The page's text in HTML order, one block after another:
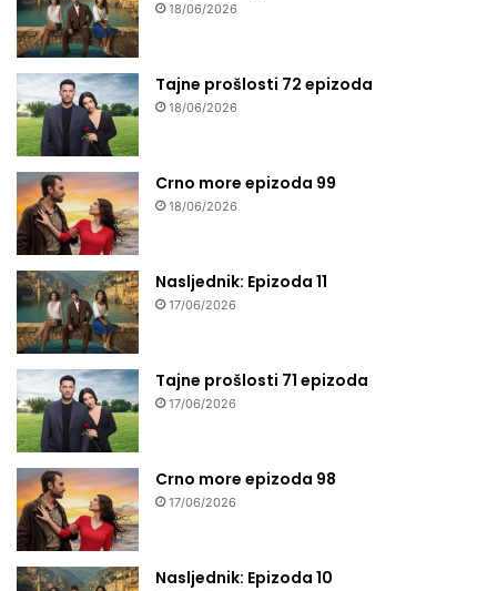
18/06/2026
Tajne prošlosti 72 epizoda
18/06/2026
Crno more epizoda 99
18/06/2026
Nasljednik: Epizoda 11
17/06/2026
Tajne prošlosti 71 epizoda
17/06/2026
Crno more epizoda 98
17/06/2026
Nasljednik: Epizoda 10